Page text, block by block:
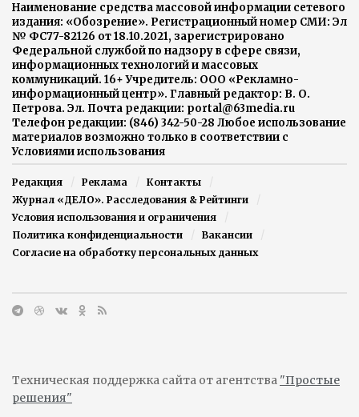
Наименование средства массовой информации сетевого
издания: «Обозрение». Регистрационный номер СМИ: Эл
№ ФС77-82126 от 18.10.2021, зарегистрировано
Федеральной службой по надзору в сфере связи,
информационных технологий и массовых
коммуникаций. 16+ Учредитель: ООО «Рекламно-
информационный центр». Главный редактор: В. О.
Петрова. Эл. Почта редакции: portal@63media.ru
Телефон редакции: (846) 342-50-28 Любое использование
материалов возможно только в соответствии с
Условиями использования
Редакция Реклама
Контакты
Журнал «ДЕЛО». Расследования & Рейтинги
Условия использования и ограничения
Политика конфиденциальности
Вакансии
Согласие на обработку персональных данных
Техническая поддержка сайта от агентства "Простые
решения"